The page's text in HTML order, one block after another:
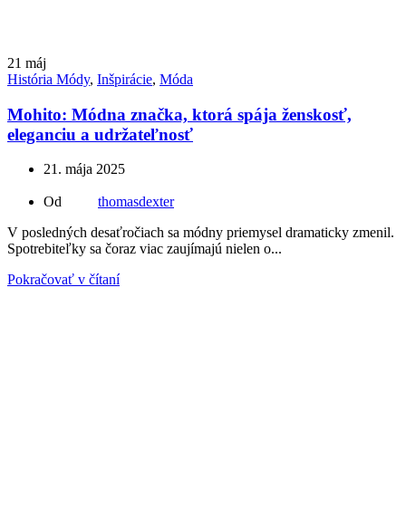
21 máj
História Módy, Inšpirácie, Móda
Mohito: Módna značka, ktorá spája ženskosť,
eleganciu a udržateľnosť
21. mája 2025
Od
thomasdexter
V posledných desaťročiach sa módny priemysel dramaticky zmenil.
Spotrebiteľky sa čoraz viac zaujímajú nielen o...
Pokračovať v čítaní